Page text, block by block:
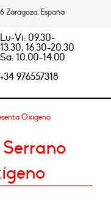
Zaragoza, España
Lu-Vi: 09.30-
13.30, 16.30-20.30
Sa: 10.00-14.00
+34 976557318
Oxígeno